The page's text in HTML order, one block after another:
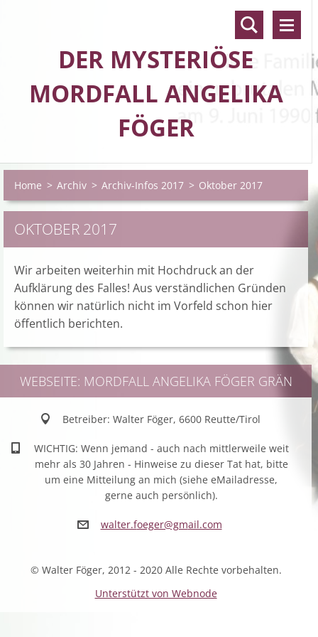
DER MYSTERIÖSE
MORDFALL ANGELIKA
FÖGER
Home > Archiv > Archiv-Infos 2017 > Oktober 2017
OKTOBER 2017
Wir arbeiten weiterhin mit Hochdruck an der
Aufklärung des Falles! Aus verständlichen Gründen
können wir natürlich nicht im Vorfeld schon hier
öffentlich berichten.
WEBSEITE: MORDFALL ANGELIKA FÖGER GRÄN
Betreiber: Walter Föger, 6600 Reutte/Tirol
WICHTIG: Wenn jemand - auch nach mittlerweile weit
mehr als 30 Jahren - Hinweise zu dieser Tat hat, bitte
um eine Mitteilung an mich (siehe eMailadresse,
gerne auch persönlich).
walter.foeger@gmail.com
© Walter Föger, 2012 - 2020 Alle Rechte vorbehalten.
Unterstützt von Webnode